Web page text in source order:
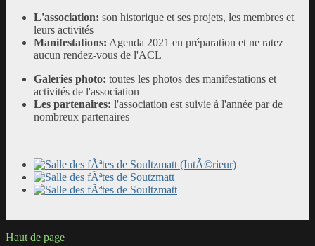
L'association: son historique et ses projets, les membres et
leurs activités
Manifestations: Agenda 2021 en préparation et ne ratez
aucun rendez-vous de l'ACL
Galeries photo: toutes les photos des manifestations et
activités de l'association
Les partenaires: l'association est suivie à l'année par de
nombreux partenaires
Haut de page